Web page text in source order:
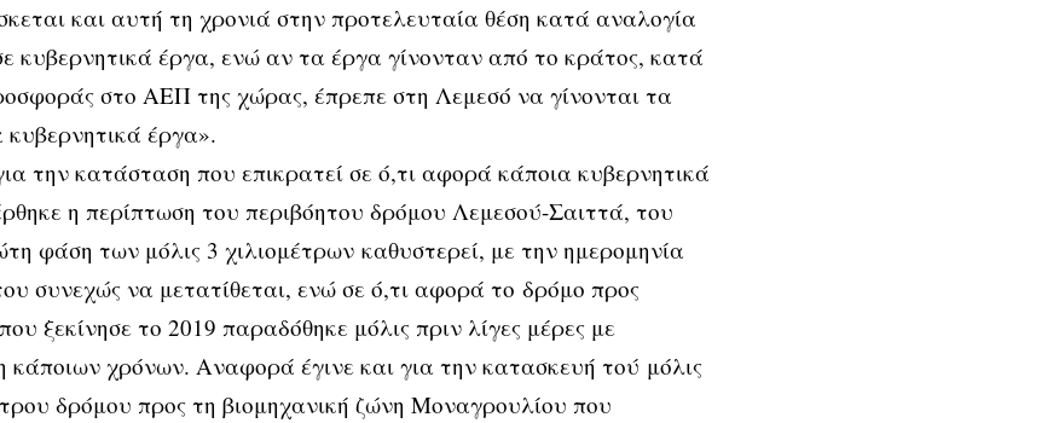
και αυτή τη χρονιά στην προτελευταία θέση κατά αναλογία
κυβερνητικά έργα, ενώ αν τα έργα γίνονταν από το κράτος, κατά
στο ΑΕΠ της χώρας, έπρεπε στη Λεμεσό να γίνονται τα
κυβερνητικά έργα».
την κατάσταση που επικρατεί σε ό,τι αφορά κάποια κυβερνητικά
η περίπτωση του περιβόητου δρόμου Λεμεσού-Σαιττά, του
φάση των μόλις 3 χιλιομέτρων καθυστερεί, με την ημερομηνία
συνεχώς να μετατίθεται, ενώ σε ό,τι αφορά το δρόμο προς
ξεκίνησε το 2019 παραδόθηκε μόλις πριν λίγες μέρες με
κάποιων χρόνων. Αναφορά έγινε και για την κατασκευή τού μόλις
δρόμου προς τη βιομηχανική ζώνη Μοναγρουλίου που